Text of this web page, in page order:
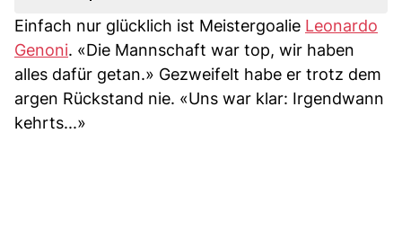
Einfach nur glücklich ist Meistergoalie Leonardo
Genoni. «Die Mannschaft war top, wir haben
alles dafür getan.» Gezweifelt habe er trotz dem
argen Rückstand nie. «Uns war klar: Irgendwann
kehrts...»